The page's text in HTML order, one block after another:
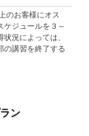
のお客様にオス
ケジュールを３～
況によっては、
の講習を終了する
ン